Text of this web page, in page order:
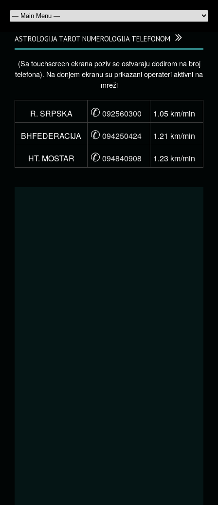
ASTROLOGIJA TAROT NUMEROLOGIJA TELEFONOM
(Sa touchscreen ekrana poziv se ostvaraju dodirom na broj
telefona). Na donjem ekranu su prikazani operateri aktivni na
mreži
R. SRPSKA ✆ 092560300
1.05 km/min
BHFEDERACIJA
✆ 094250424
1.21 km/min
HT. MOSTAR
✆ 094840908 1.23 km/min